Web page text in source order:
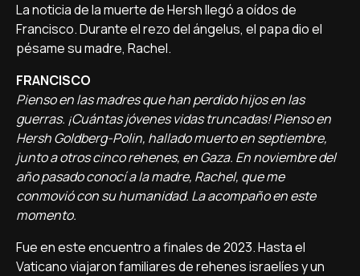
La noticia de la muerte de Hersh llegó a oídos de
Francisco. Durante el rezo del ángelus, el papa dio el
pésame su madre, Rachel.
FRANCISCO
Pienso en las madres que han perdido hijos en las
guerras. ¡Cuántas jóvenes vidas truncadas! Pienso en
Hersh Goldberg-Polin, hallado muerto en septiembre,
junto a otros cinco rehenes, en Gaza. En noviembre del
año pasado conocí a la madre, Rachel, que me
conmovió con su humanidad. La acompaño en este
momento.
Fue en este encuentro a finales de 2023. Hasta el
Vaticano viajaron familiares de rehenes israelíes y un